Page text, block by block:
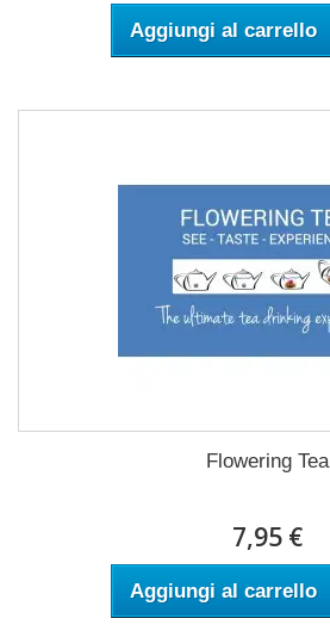
Aggiungi al carrello
Flowering Tea
7,95 €
Aggiungi al carrello